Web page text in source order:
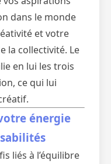
dans le monde
et votre
la collectivité. Le
en lui les trois
ce qui lui
énergie
liés à l’équilibre